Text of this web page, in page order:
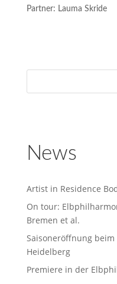
Partner: Lauma Skride
News
Artist in Residence
On tour:
Bremen et al.
Saisoneröffnung
Heidelberg
Premiere in der